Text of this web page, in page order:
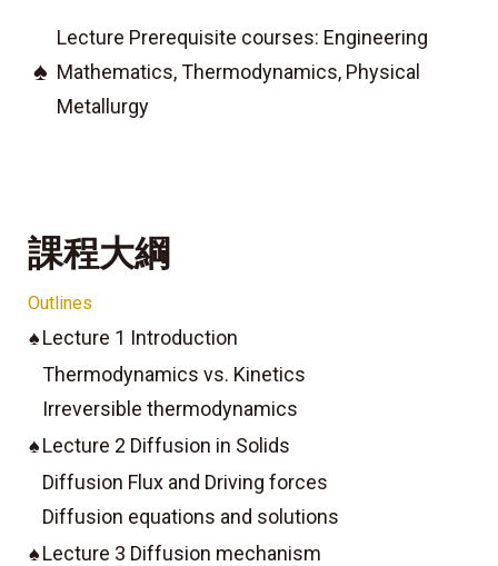
♠
Lecture Prerequisite courses: Engineering
Mathematics, Thermodynamics, Physical
Metallurgy
課程大綱
Outlines
♠Lecture 1 Introduction
Thermodynamics vs. Kinetics
Irreversible thermodynamics
♠Lecture 2 Diffusion in Solids
Diffusion Flux and Driving forces
Diffusion equations and solutions
♠Lecture 3 Diffusion mechanism